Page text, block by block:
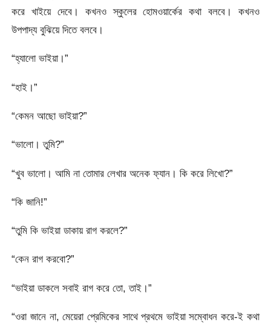
করে খাইয়ে দেবে। কখনও স্কুলের হোমওয়ার্কের কথা বলবে। কখনও
উপপাদ্য বুঝিয়ে দিতে বলবে।
“হ্যালো ভাইয়া।”
“হাই।”
“কেমন আছো ভাইয়া?”
“ভালো। তুমি?”
“খুব ভালো। আমি না তোমার লেখার অনেক ফ্যান। কি করে লিখো?”
“কি জানি!”
“তুমি কি ভাইয়া ডাকায় রাগ করলে?”
“কেন রাগ করবো?”
“ভাইয়া ডাকলে সবাই রাগ করে তো, তাই।”
“ওরা জানে না, মেয়েরা প্রেমিকের সাথে প্রথমে ভাইয়া সম্বোধন করে-ই কথা